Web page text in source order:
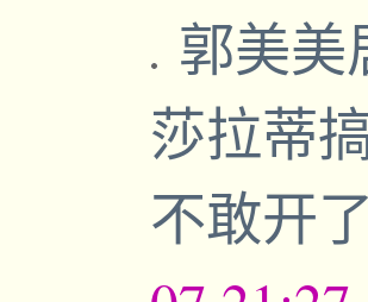
郭美美
莎拉蒂
不敢开